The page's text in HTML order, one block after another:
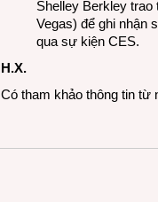
Shelley Berkley trao
Vegas) để ghi nhận
qua sự kiện CES.
H.X.
Có tham khảo thông tin từ